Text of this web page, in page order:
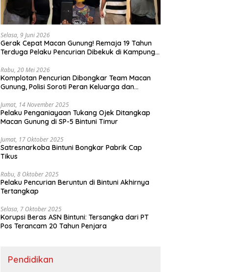
Selasa, 9 Juni 2026
Gerak Cepat Macan Gunung! Remaja 19 Tahun
Terduga Pelaku Pencurian Dibekuk di Kampung
Rabu, 20 Mei 2026
Komplotan Pencurian Dibongkar Team Macan
Gunung, Polisi Soroti Peran Keluarga dan
Jumat, 14 November 2025
Pelaku Penganiayaan Tukang Ojek Ditangkap
Macan Gunung di SP-5 Bintuni Timur
Jumat, 17 Oktober 2025
Satresnarkoba Bintuni Bongkar Pabrik Cap
Tikus
Rabu, 8 Oktober 2025
Pelaku Pencurian Beruntun di Bintuni Akhirnya
Tertangkap
Selasa, 7 Oktober 2025
Korupsi Beras ASN Bintuni: Tersangka dari PT
Pos Terancam 20 Tahun Penjara
Pendidikan